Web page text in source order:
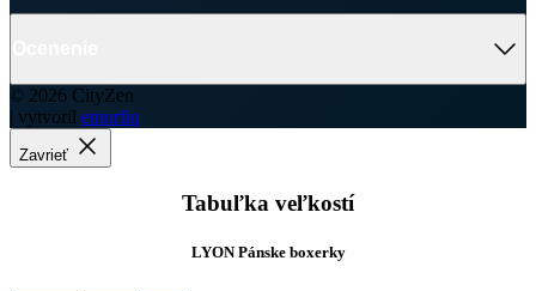
© 2026 CityZen
| vytvoril emorfiq
Zavrieť
Tabuľka veľkostí
LYON Pánske boxerky